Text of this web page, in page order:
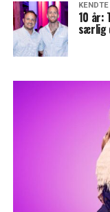
KENDTE
10 år:
særlig